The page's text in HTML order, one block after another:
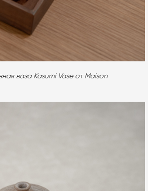
ваза Kasumi Vase от Maison